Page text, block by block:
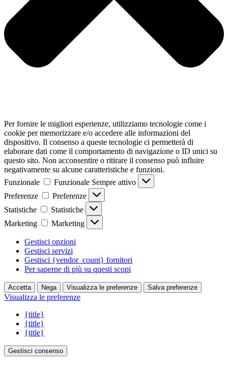
Per fornire le migliori esperienze, utilizziamo tecnologie come i
cookie per memorizzare e/o accedere alle informazioni del
dispositivo. Il consenso a queste tecnologie ci permetterà di
elaborare dati come il comportamento di navigazione o ID unici su
questo sito. Non acconsentire o ritirare il consenso può influire
negativamente su alcune caratteristiche e funzioni.
Funzionale
Funzionale Sempre attivo
Preferenze
Preferenze
Statistiche
Statistiche
Marketing
Marketing
Gestisci opzioni
Gestisci servizi
Gestisci {vendor_count} fornitori
Per saperne di più su questi scopi
Accetta Nega Visualizza le preferenze Salva preferenze
Visualizza le preferenze
{title}
{title}
{title}
Gestisci consenso